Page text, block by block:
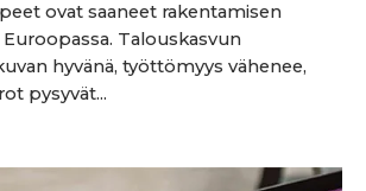
ovat saaneet rakentamisen
Talouskasvun
hyvänä, työttömyys vähenee,
pysyvät...